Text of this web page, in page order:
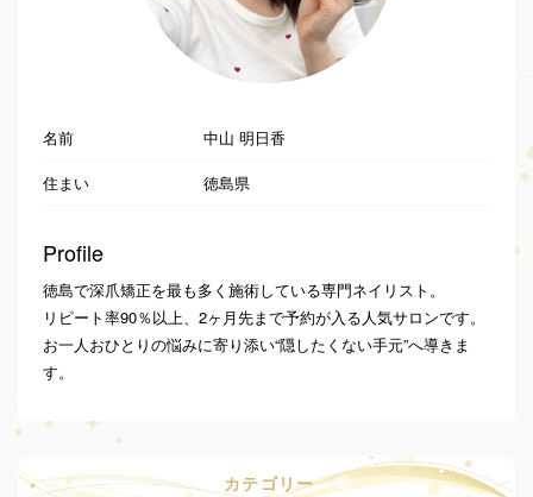
名前
中山 明日香
住まい
徳島県
Profile
徳島で深爪矯正を最も多く施術している専門ネイリスト。
リピート率90％以上、2ヶ月先まで予約が入る人気サロンです。
お一人おひとりの悩みに寄り添い“隠したくない手元”へ導きま
す。
カテゴリー